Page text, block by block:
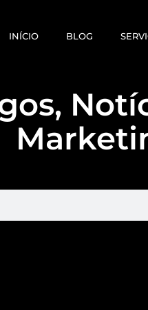
INÍCIO BLOG